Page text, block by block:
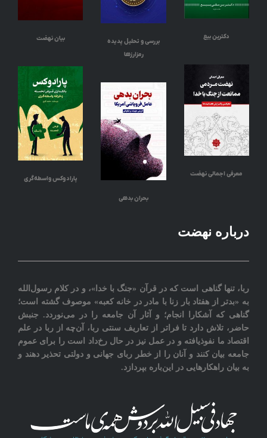
دکترین بیع
بررسی و تحلیل پدیده
رمزارزها
بیان نهضت
معرفی اجمالی نهضت
بحران بدهی
پارادوکس واسطه‌گری
درباره نهضت
ربا، تنها گناهی است که در قرآن «جنگ با خدا»، و در کلام رسول‌الله
به «بدتر از هفتاد بار زنا با مادر در خانه کعبه» موصوف گشته است؛
گناهی که آشکارا انجام؛ و آثار آن جامعه را در می‌نوردد‎. جنبش
حاضر، تلاش دارد تا فراتر از تعاريف سنتی ربا، آن‌چه از ربا در علم
اقتصاد ما نفوذیافته و در عمل نیز در حال رخ‌داد است را برای عموم
جامعه بيان کنند و آنان را از خطر ربای جهانی و دولتی تحذیر دهند و
به بیان راهکارهایی در این‌باره بپردازد.